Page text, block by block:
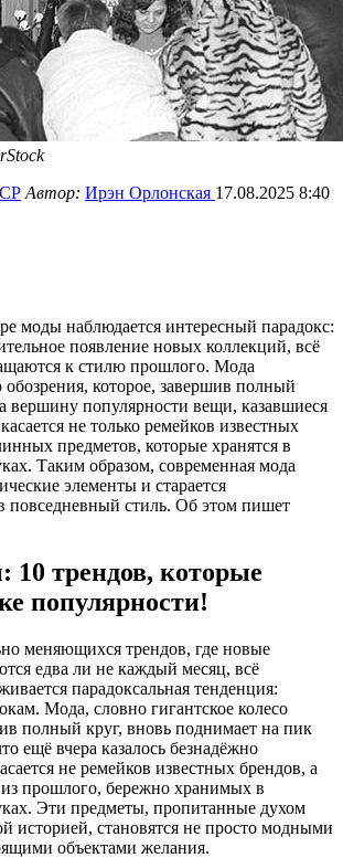
Автор: Ирэн Орлонская 17.08.2025 8:40
моды наблюдается интересный парадокс:
появление новых коллекций, всё
к стилю прошлого. Мода
обозрения, которое, завершив полный
вершину популярности вещи, казавшиеся
не только ремейков известных
предметов, которые хранятся в
Таким образом, современная мода
элементы и старается
повседневный стиль. Об этом пишет
трендов, которые
популярности!
меняющихся трендов, где новые
едва ли не каждый месяц, всё
парадоксальная тенденция:
Мода, словно гигантское колесо
полный круг, вновь поднимает на пик
ещё вчера казалось безнадёжно
не ремейков известных брендов, а
прошлого, бережно хранимых в
Эти предметы, пропитанные духом
историей, становятся не просто модными
объектами желания.